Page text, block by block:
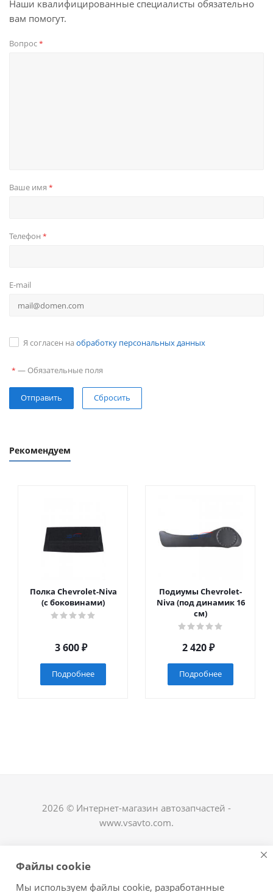
Наши квалифицированные специалисты обязательно
вам помогут.
Вопрос*
Ваше имя *
Телефон *
E-mail
Я согласен на обработку персональных данных
* — Обязательные поля
Сбросить
Рекомендуем
Полка Chevrolet-Niva
(с боковинами)
3 600₽
Подробнее
Подиумы Chevrolet-
Niva (под динамик 16
см)
2 420₽
Подробнее
2026 © Интернет-магазин автозапчастей -
www.vsavto.com.
+7 (8482) 622-122 avtovs@yandex.ru
Файлы cookie
Мы используем файлы cookie, разработанные